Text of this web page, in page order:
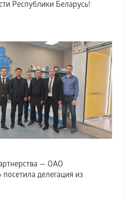
Республики Беларусь!
— ОАО
делегация из